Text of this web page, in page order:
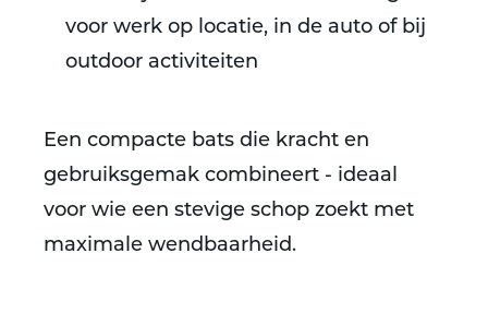
voor werk op locatie, in de auto of bij
outdoor activiteiten
Een compacte bats die kracht en
gebruiksgemak combineert - ideaal
voor wie een stevige schop zoekt met
maximale wendbaarheid.